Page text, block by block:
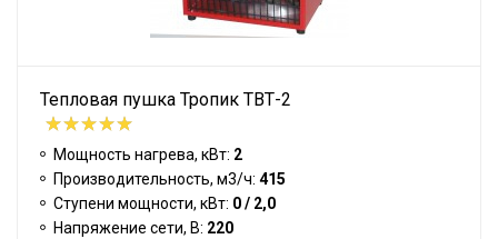
Тепловая пушка Тропик ТВТ-2
Мощность нагрева, кВт: 2
Производительность, м3/ч: 415
Ступени мощности, кВт: 0 / 2,0
Напряжение сети, В: 220